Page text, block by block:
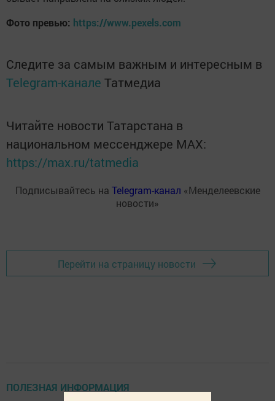
Фото превью: https://www.pexels.com
Следите за самым важным и интересным в
Telegram-канале Татмедиа
Читайте новости Татарстана в
национальном мессенджере MАХ:
https://max.ru/tatmedia
Подписывайтесь на Telegram-канал «Менделеевские
новости»
Перейти на страницу новости
ПОЛЕЗНАЯ ИНФОРМАЦИЯ